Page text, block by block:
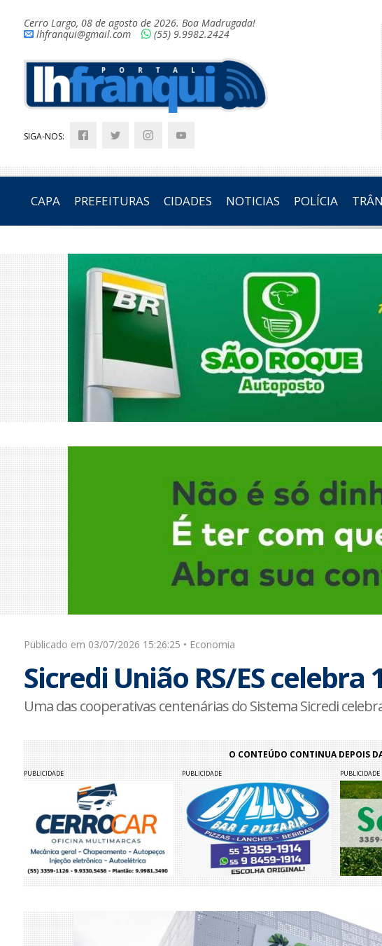
Cerro Largo, 08 de agosto de 2026. Boa Madrugada!
lhfranqui@gmail.com
(55) 9.9982.2424
SIGA-NOS:
CAPA PREFEITURAS CIDADES NOTICIAS POLÍCIA
Publicado em 03/07/2026 15:26:25 • Economia
Sicredi União RS/ES celebra
Uma das cooperativas centenárias do Sistema Sicredi
O CONTEÚDO CONTINUA DEPOIS
PUBLICIDADE PUBLICIDADE PUBLICIDADE